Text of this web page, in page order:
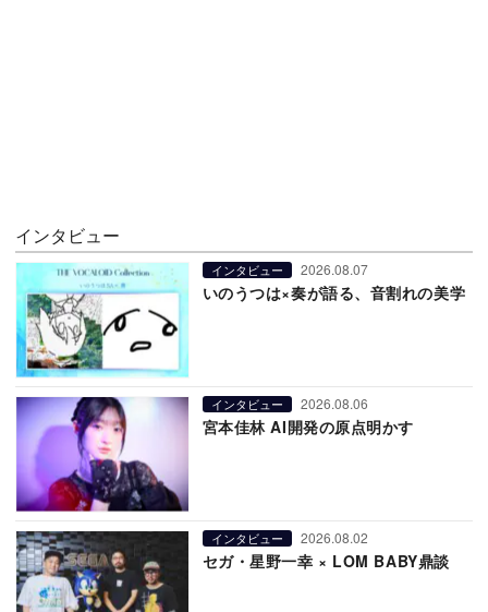
インタビュー
インタビュー 2026.08.07
いのうつは×奏が語る、音割れの美学
インタビュー 2026.08.06
宮本佳林 AI開発の原点明かす
インタビュー 2026.08.02
セガ・星野一幸 × LOM BABY鼎談